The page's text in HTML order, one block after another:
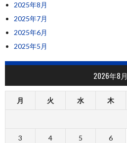
2025年8月
2025年7月
2025年6月
2025年5月
2026年8月
月 火 水 木
3 4 5 6